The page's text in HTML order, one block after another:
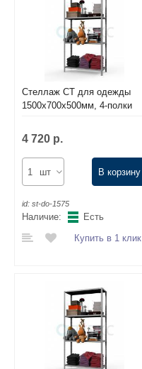
Стеллаж СТ для одежды
1500х700х500мм, 4-полки
4 720 р.
шт В корзину
id: st-do-1575
Наличие:
Есть
Купить в 1 клик
Комплектующие для шкафов